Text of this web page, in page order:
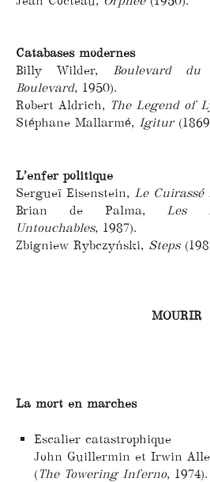
Catabases modernes
Billy Wilder, Boulevard du
Boulevard, 1950).
Robert Aldrich, The Legend of
Stéphane Mallarmé, Igitur
L’enfer politique
Sergueï Eisenstein, Le Cuirassé
Brian de Palma, Les
Untouchables, 1987).
Zbigniew Rybczyński, Steps
MOURIR
La mort en marches
Escalier catastrophique
John Guillermin et Irwin
(The Towering Inferno, 1974).